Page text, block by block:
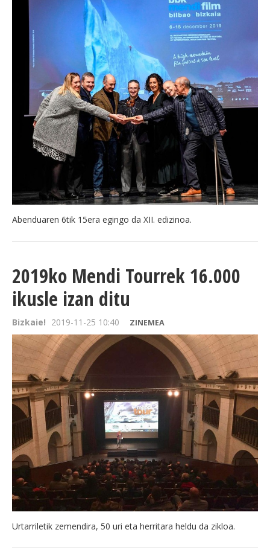
Abenduaren 6tik 15era egingo da XII. edizinoa.
2019ko Mendi Tourrek 16.000
ikusle izan ditu
Bizkaie! 2019-11-25 10:40 ZINEMEA
Urtarriletik zemendira, 50 uri eta herritara heldu da zikloa.